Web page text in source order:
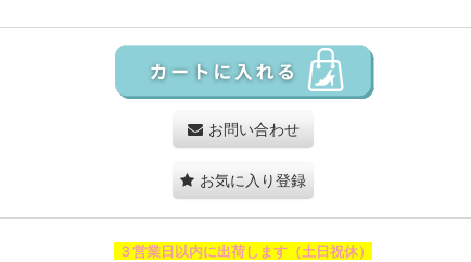
お問い合わせ
お気に入り登録
３営業日以内に出荷します（土日祝休）